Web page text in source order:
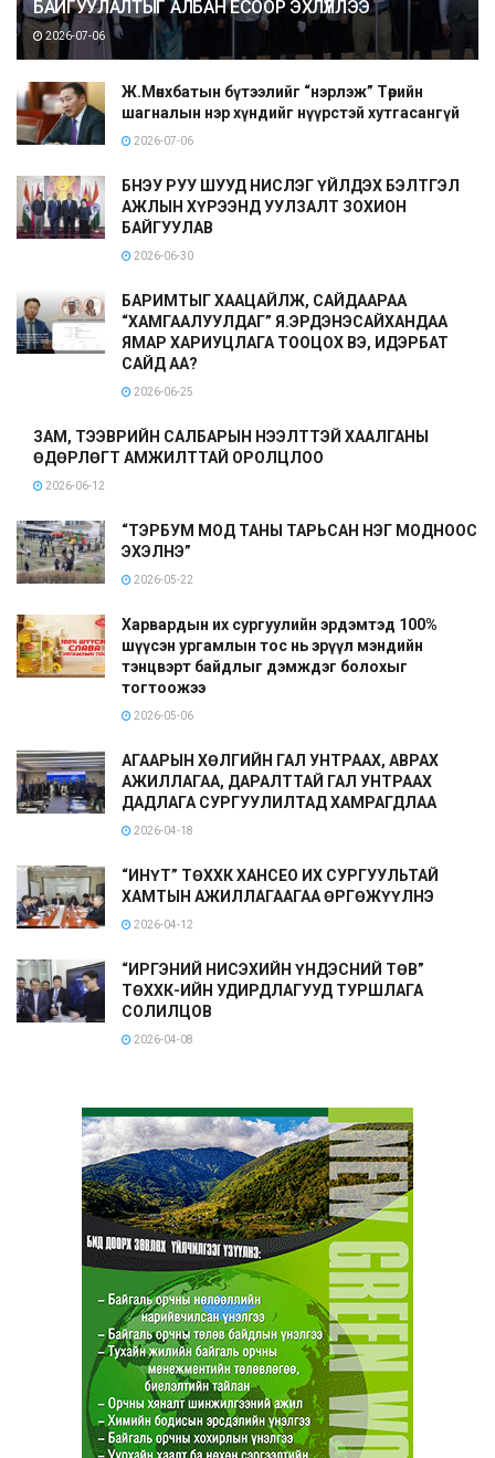
БАЙГУУЛАЛТЫГ АЛБАН ЁСООР ЭХЛҮҮЛЛЭЭ
2026-07-06
Ж.Мөнхбатын бүтээлийг “нэрлэж” Төрийн
шагналын нэр хүндийг нүүрстэй хутгасангүй
2026-07-06
БНЭУ РУУ ШУУД НИСЛЭГ ҮЙЛДЭХ БЭЛТГЭЛ
АЖЛЫН ХҮРЭЭНД УУЛЗАЛТ ЗОХИОН
БАЙГУУЛАВ
2026-06-30
БАРИМТЫГ ХААЦАЙЛЖ, САЙДААРАА
“ХАМГААЛУУЛДАГ” Я.ЭРДЭНЭСАЙХАНДАА
ЯМАР ХАРИУЦЛАГА ТООЦОХ ВЭ, ИДЭРБАТ
САЙД АА?
2026-06-25
ЗАМ, ТЭЭВРИЙН САЛБАРЫН НЭЭЛТТЭЙ ХААЛГАНЫ
ӨДӨРЛӨГТ АМЖИЛТТАЙ ОРОЛЦЛОО
2026-06-12
“ТЭРБУМ МОД ТАНЫ ТАРЬСАН НЭГ МОДНООС
ЭХЭЛНЭ”
2026-05-22
Харвардын их сургуулийн эрдэмтэд 100%
шүүсэн ургамлын тос нь эрүүл мэндийн
тэнцвэрт байдлыг дэмждэг болохыг
тогтоожээ
2026-05-06
АГААРЫН ХӨЛГИЙН ГАЛ УНТРААХ, АВРАХ
АЖИЛЛАГАА, ДАРАЛТТАЙ ГАЛ УНТРААХ
ДАДЛАГА СУРГУУЛИЛТАД ХАМРАГДЛАА
2026-04-18
“ИНҮТ” ТӨХХК ХАНСЕО ИХ СУРГУУЛЬТАЙ
ХАМТЫН АЖИЛЛАГААГАА ӨРГӨЖҮҮЛНЭ
2026-04-12
“ИРГЭНИЙ НИСЭХИЙН ҮНДЭСНИЙ ТӨВ”
ТӨХХК-ИЙН УДИРДЛАГУУД ТУРШЛАГА
СОЛИЛЦОВ
2026-04-08